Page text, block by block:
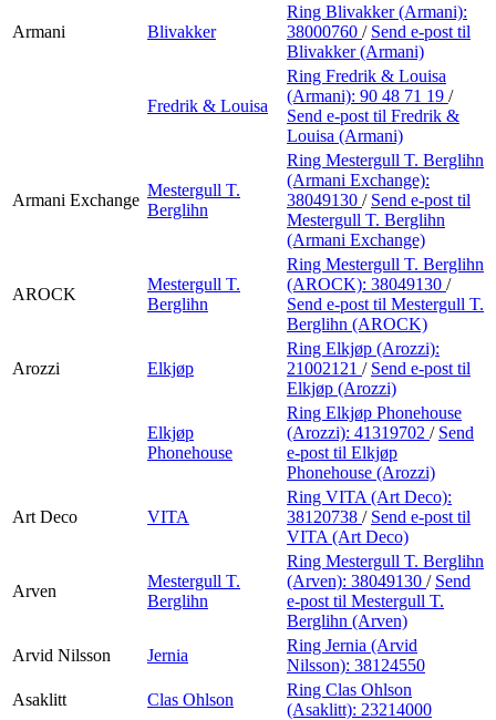
Armani Blivakker
Ring Blivakker (Armani):
38000760 / Send e-post til
Blivakker (Armani)
Fredrik & Louisa
Ring Fredrik & Louisa
(Armani): 90 48 71 19 /
Send e-post til Fredrik &
Louisa (Armani)
Armani Exchange
Mestergull T.
Berglihn
Ring Mestergull T. Berglihn
(Armani Exchange):
38049130 / Send e-post til
Mestergull T. Berglihn
(Armani Exchange)
AROCK
Mestergull T.
Berglihn
Ring Mestergull T. Berglihn
(AROCK): 38049130 /
Send e-post til Mestergull T.
Berglihn (AROCK)
Arozzi Elkjøp
Ring Elkjøp (Arozzi):
21002121 / Send e-post til
Elkjøp (Arozzi)
Elkjøp
Phonehouse
Ring Elkjøp Phonehouse
(Arozzi): 41319702 / Send
e-post til Elkjøp
Phonehouse (Arozzi)
Art Deco VITA
Ring VITA (Art Deco):
38120738 / Send e-post til
VITA (Art Deco)
Arven
Mestergull T.
Berglihn
Ring Mestergull T. Berglihn
(Arven): 38049130 / Send
e-post til Mestergull T.
Berglihn (Arven)
Arvid Nilsson
Jernia
Ring Jernia (Arvid
Nilsson): 38124550
Asaklitt
Clas Ohlson
Ring Clas Ohlson
(Asaklitt): 23214000